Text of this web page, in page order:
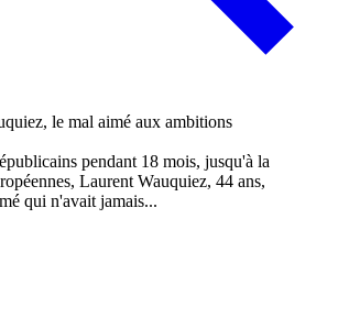
pendant 18 mois, jusqu'à la
Laurent Wauquiez, 44 ans,
qui n'avait jamais...